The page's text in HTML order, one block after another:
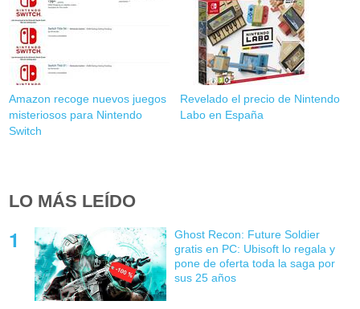
Amazon recoge nuevos juegos
misteriosos para Nintendo
Switch
Revelado el precio de Nintendo
Labo en España
LO MÁS LEÍDO
Ghost Recon: Future Soldier
gratis en PC: Ubisoft lo regala y
pone de oferta toda la saga por
sus 25 años